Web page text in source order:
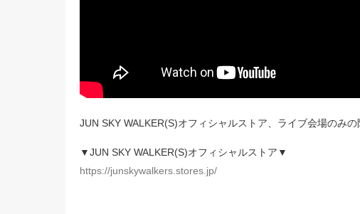
JUN SKY WALKER(S)オフィシャルストア、ライブ会場のみの
▼JUN SKY WALKER(S)オフィシャルストア▼
https://junskywalkers.stores.jp/